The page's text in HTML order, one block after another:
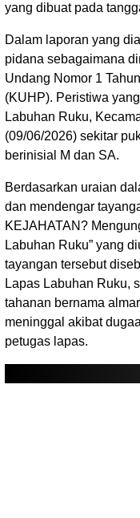
yang dibuat pada
Dalam laporan yang
pidana sebagaimana
Undang Nomor 1
(KUHP). Peristiwa
Labuhan Ruku,
(09/06/2026) sekitar
berinisial M dan SA.
Berdasarkan uraian
dan mendengar
KEJAHATAN?
Labuhan Ruku” yang
tayangan tersebut
Lapas Labuhan Ruku,
tahanan bernama
meninggal akibat
petugas lapas.